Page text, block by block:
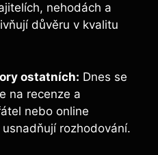
nehodách a
důvěru v kvalitu
ostatních: Dnes se
na recenze a
nebo online
rozhodování.